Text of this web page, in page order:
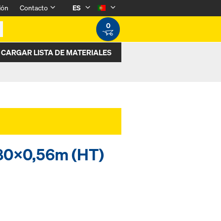
Contacto
ES
0
CARGAR LISTA DE MATERIALES
(HT)